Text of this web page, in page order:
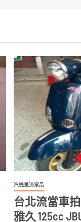
汽機車流當品
台北流當車拍
雅久 125cc